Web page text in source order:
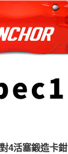
4活塞鍛造卡鉗